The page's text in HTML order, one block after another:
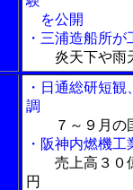
を公開
・三浦造船所
炎天下や雨
・日通総研短
調
７～９月
・阪神内燃機
売上高３０
円